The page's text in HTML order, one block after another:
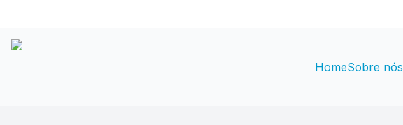
HomeSobre nós